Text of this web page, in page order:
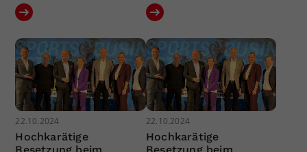
22.10.2024
Hochkarätige
22.10.2024
Hochkarätige